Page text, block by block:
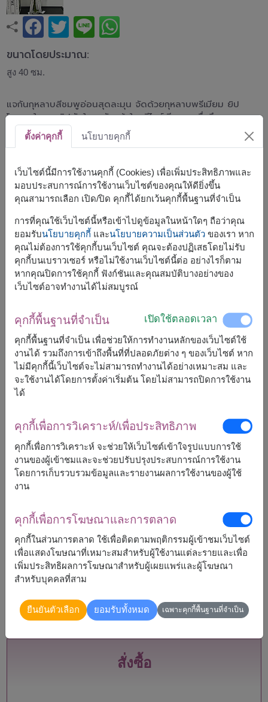
ขนาดโดยประมาณ:
สูง 40 ซม.
แจกันกุหลาบสีชมพูอ่อนสุดละมุน จัดด้วยกุหลาบพรีเมียม ยิป
โซ และใบยูคาลิปตัสในแจกันแก้วใส ดีไซน์เรียบหรู สื่อถึงความ
รัก ความอ่อนโยน และความจริงใจ เหมาะสำหรับวันเกิด วัน
ครบรอบ แสดงความยินดี หรือมอบแทนความรู้สึกดี ๆ ในทุก
โทนสีชมพูของดอกกุหลาบอาจมีสีสันที่แตกต่างกันไปตามพื้นที่จัด
ส่ง
สินค้าแบบที่ใกล้เคียงกัน ได้แก่FLV492,FLV417,FLV500
จัดส่งได้เร็วสุดอ., 11 ส.ค. 2026
ราคาตามพื้นที่จัดส่ง
เริ่มต้นที่ ฿2,500
การจัดและดอกไม้อาจจะแตกต่างจากที่เห็นในรูปบ้าง
เล็กน้อย ขึ้นอยู่กับฤดูกาลและพื้นที่จัดส่ง
ราคาเปลี่ยนแปลงตามพื้นที่จัดส่ง
จัดส่งได้
กระบี่
กรุงเทพ
กาญจนบุรี
กำแพงเพชร
ขอนแก่น
ฉะเชิงเทรา
แพร่
ภูเก็ต
แม่ฮ่องสอน
ยโสธร
ระนอง
สั่งซื้อ
ตั้งค่าคุกกี้ นโยบายคุกกี้
เว็บไซต์นี้มีการใช้งานคุกกี้ (Cookies) เพื่อเพิ่มประสิทธิภาพและ
มอบประสบการณ์การใช้งานเว็บไซต์ของคุณให้ดียิ่งขึ้น
คุณสามารถเลือก เปิด/ปิด คุกกี้ได้ยกเว้นคุกกี้พื้นฐานที่จำเป็น
การที่คุณใช้เว็บไซต์นี้หรือเข้าไปดูข้อมูลในหน้าใดๆ ถือว่าคุณ
ยอมรับนโยบายคุกกี้ และนโยบายความเป็นส่วนตัวของเรา หาก
คุณไม่ต้องการใช้คุกกี้บนเว็บไซต์ คุณจะต้องปฏิเสธโดยไม่รับ
คุกกี้บนเบราวเซอร์ หรือไม่ใช้งานเว็บไซต์นี้ต่อ อย่างไรก็ตาม
หากคุณปิดการใช้คุกกี้ ฟังก์ชันและคุณสมบัติบางอย่างของ
เว็บไซต์อาจทำงานได้ไม่สมบูรณ์
คุกกี้พื้นฐานที่จำเป็น เปิดใช้ตลอดเวลา
คุกกี้พื้นฐานที่จำเป็น เพื่อช่วยให้การทำงานหลักของเว็บไซต์ใช้
งานได้ รวมถึงการเข้าถึงพื้นที่ที่ปลอดภัยต่าง ๆ ของเว็บไซต์ หาก
ไม่มีคุกกี้นี้เว็บไซต์จะไม่สามารถทำงานได้อย่างเหมาะสม และ
จะใช้งานได้โดยการตั้งค่าเริ่มต้น โดยไม่สามารถปิดการใช้งาน
ได้
คุกกี้เพื่อการวิเคราะห์/เพื่อประสิทธิภาพ
คุกกี้เพื่อการวิเคราะห์ จะช่วยให้เว็บไซต์เข้าใจรูปแบบการใช้
งานของผู้เข้าชมและจะช่วยปรับปรุงประสบการณ์การใช้งาน
โดยการเก็บรวบรวมข้อมูลและรายงานผลการใช้งานของผู้ใช้
งาน
คุกกี้เพื่อการโฆษณาและการตลาด
คุกกี้ในส่วนการตลาด ใช้เพื่อติดตามพฤติกรรมผู้เข้าชมเว็บไซต์
เพื่อแสดงโฆษณาที่เหมาะสมสำหรับผู้ใช้งานแต่ละรายและเพื่อ
เพิ่มประสิทธิผลการโฆษณาสำหรับผู้เผยแพร่และผู้โฆษณา
สำหรับบุคคลที่สาม
ยืนยันตัวเลือก ยอมรับทั้งหมด เฉพาะคุกกี้พื้นฐานที่จำเป็น